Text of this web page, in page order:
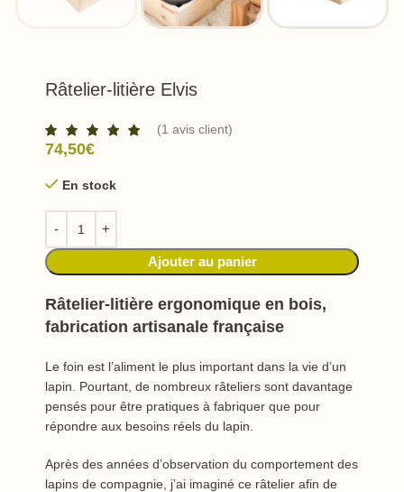
Râtelier-litière Elvis
(1 avis client)
74,50€
En stock
Ajouter au panier
Râtelier-litière ergonomique en bois,
fabrication artisanale française
Le foin est l’aliment le plus important dans la vie d’un
lapin. Pourtant, de nombreux râteliers sont davantage
pensés pour être pratiques à fabriquer que pour
répondre aux besoins réels du lapin.
Après des années d’observation du comportement des
lapins de compagnie, j’ai imaginé ce râtelier afin de